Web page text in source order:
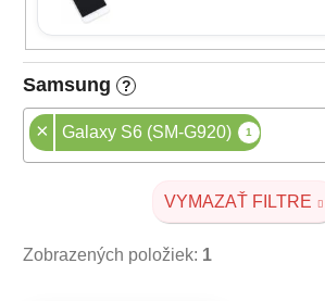
Samsung ?
× Galaxy S6 (SM-G920) 1
VYMAZAŤ FILTRE
Zobrazených položiek: 1